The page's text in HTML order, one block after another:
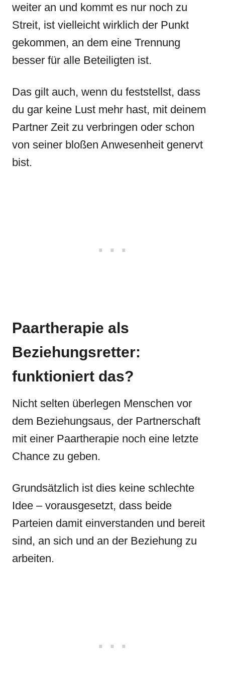
weiter an und kommt es nur noch zu
Streit, ist vielleicht wirklich der Punkt
gekommen, an dem eine Trennung
besser für alle Beteiligten ist.
Das gilt auch, wenn du feststellst, dass
du gar keine Lust mehr hast, mit deinem
Partner Zeit zu verbringen oder schon
von seiner bloßen Anwesenheit genervt
bist.
Paartherapie als
Beziehungsretter:
funktioniert das?
Nicht selten überlegen Menschen vor
dem Beziehungsaus, der Partnerschaft
mit einer Paartherapie noch eine letzte
Chance zu geben.
Grundsätzlich ist dies keine schlechte
Idee – vorausgesetzt, dass beide
Parteien damit einverstanden und bereit
sind, an sich und an der Beziehung zu
arbeiten.